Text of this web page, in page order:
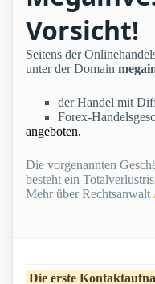
Vorsicht!
Seitens der
unter der Domain
der Handel mit
Forex-
angeboten.
Die vorgenannten
besteht ein
Mehr über Rechtsanwalt
Die erste